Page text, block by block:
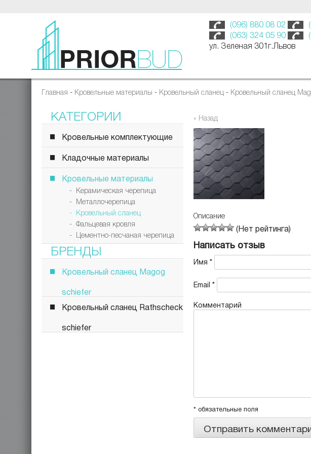
(096) 880 08 02
(063) 324 05 90
ул. Зеленая 301г.Львов
Главная - Кровельные материалы - Кровельный сланец - Кровельный сланец
КАТЕГОРИИ
Кровельные комплектующие
Кладочные материалы
Кровельные материалы
- Керамическая черепица
- Металлочерепица
- Кровельный сланец
- Фальцевая кровля
- Цементно-песчаная черепица
БРЕНДЫ
Кровельный сланец Magog
schiefer
Кровельный сланец Rathscheck
schiefer
« Назад
Описание
(Нет рейтинга)
Написать отзыв
Имя *
Email *
Комментарий
* обязательные поля